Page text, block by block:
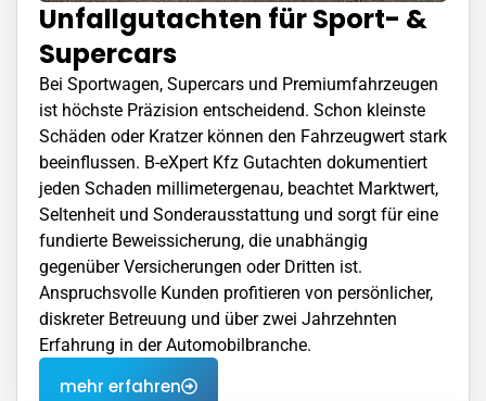
Unfallgutachten für Sport- &
Supercars
Bei Sportwagen, Supercars und Premiumfahrzeugen
ist höchste Präzision entscheidend. Schon kleinste
Schäden oder Kratzer können den Fahrzeugwert stark
beeinflussen. B-eXpert Kfz Gutachten dokumentiert
jeden Schaden millimetergenau, beachtet Marktwert,
Seltenheit und Sonderausstattung und sorgt für eine
fundierte Beweissicherung, die unabhängig
gegenüber Versicherungen oder Dritten ist.
Anspruchsvolle Kunden profitieren von persönlicher,
diskreter Betreuung und über zwei Jahrzehnten
Erfahrung in der Automobilbranche.
mehr erfahren